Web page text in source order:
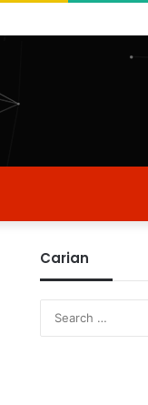
Carian